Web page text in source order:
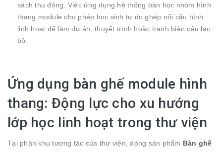
sách thụ động. Việc ứng dụng hệ thống bàn học nhóm hình
thang module cho phép học sinh tự do ghép nối cấu hình
linh hoạt để làm dự án, thuyết trình hoặc tranh biện câu lạc
bộ.
Ứng dụng bàn ghế module hình
thang: Động lực cho xu hướng
lớp học linh hoạt trong thư viện
Tại phân khu tương tác của thư viện, dòng sản phẩm Bàn ghế